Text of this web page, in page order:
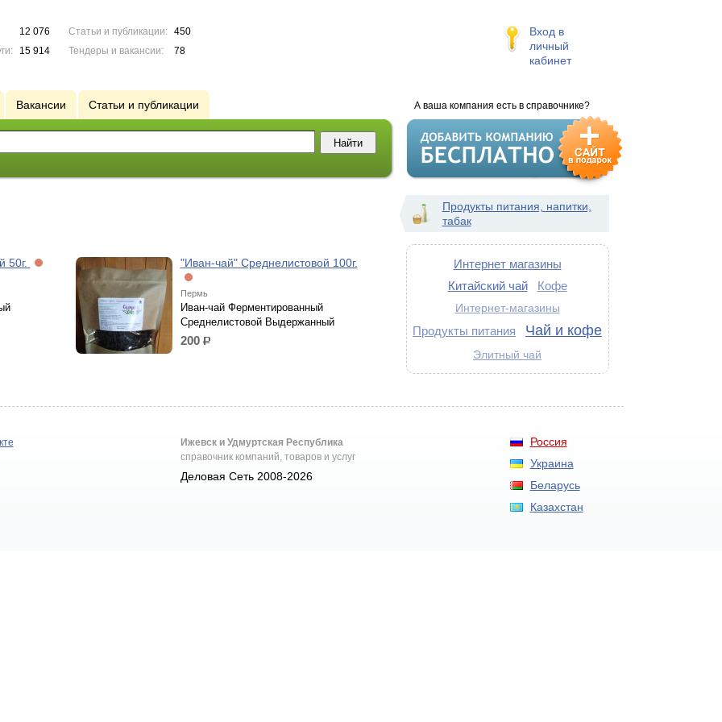
12 076
15 914
Статьи и публикации:
450
Тендеры и вакансии:
78
Вход в
личный
кабинет
А ваша компания есть в справочнике?
Вакансии Статьи и публикации
50г. "Иван-чай" Среднелистовой 100г.
Пермь
Иван-чай Ферментированный
Среднелистовой Выдержанный
200 р.
Продукты питания, напитки,
табак
Интернет магазины
Китайский чай
Кофе
Интернет-магазины
Продукты питания Чай и кофе
Элитный чай
Россия
Украина
Беларусь
Казахстан
Ижевск и Удмуртская Республика
справочник компаний, товаров и услуг
Деловая Сеть 2008-2026